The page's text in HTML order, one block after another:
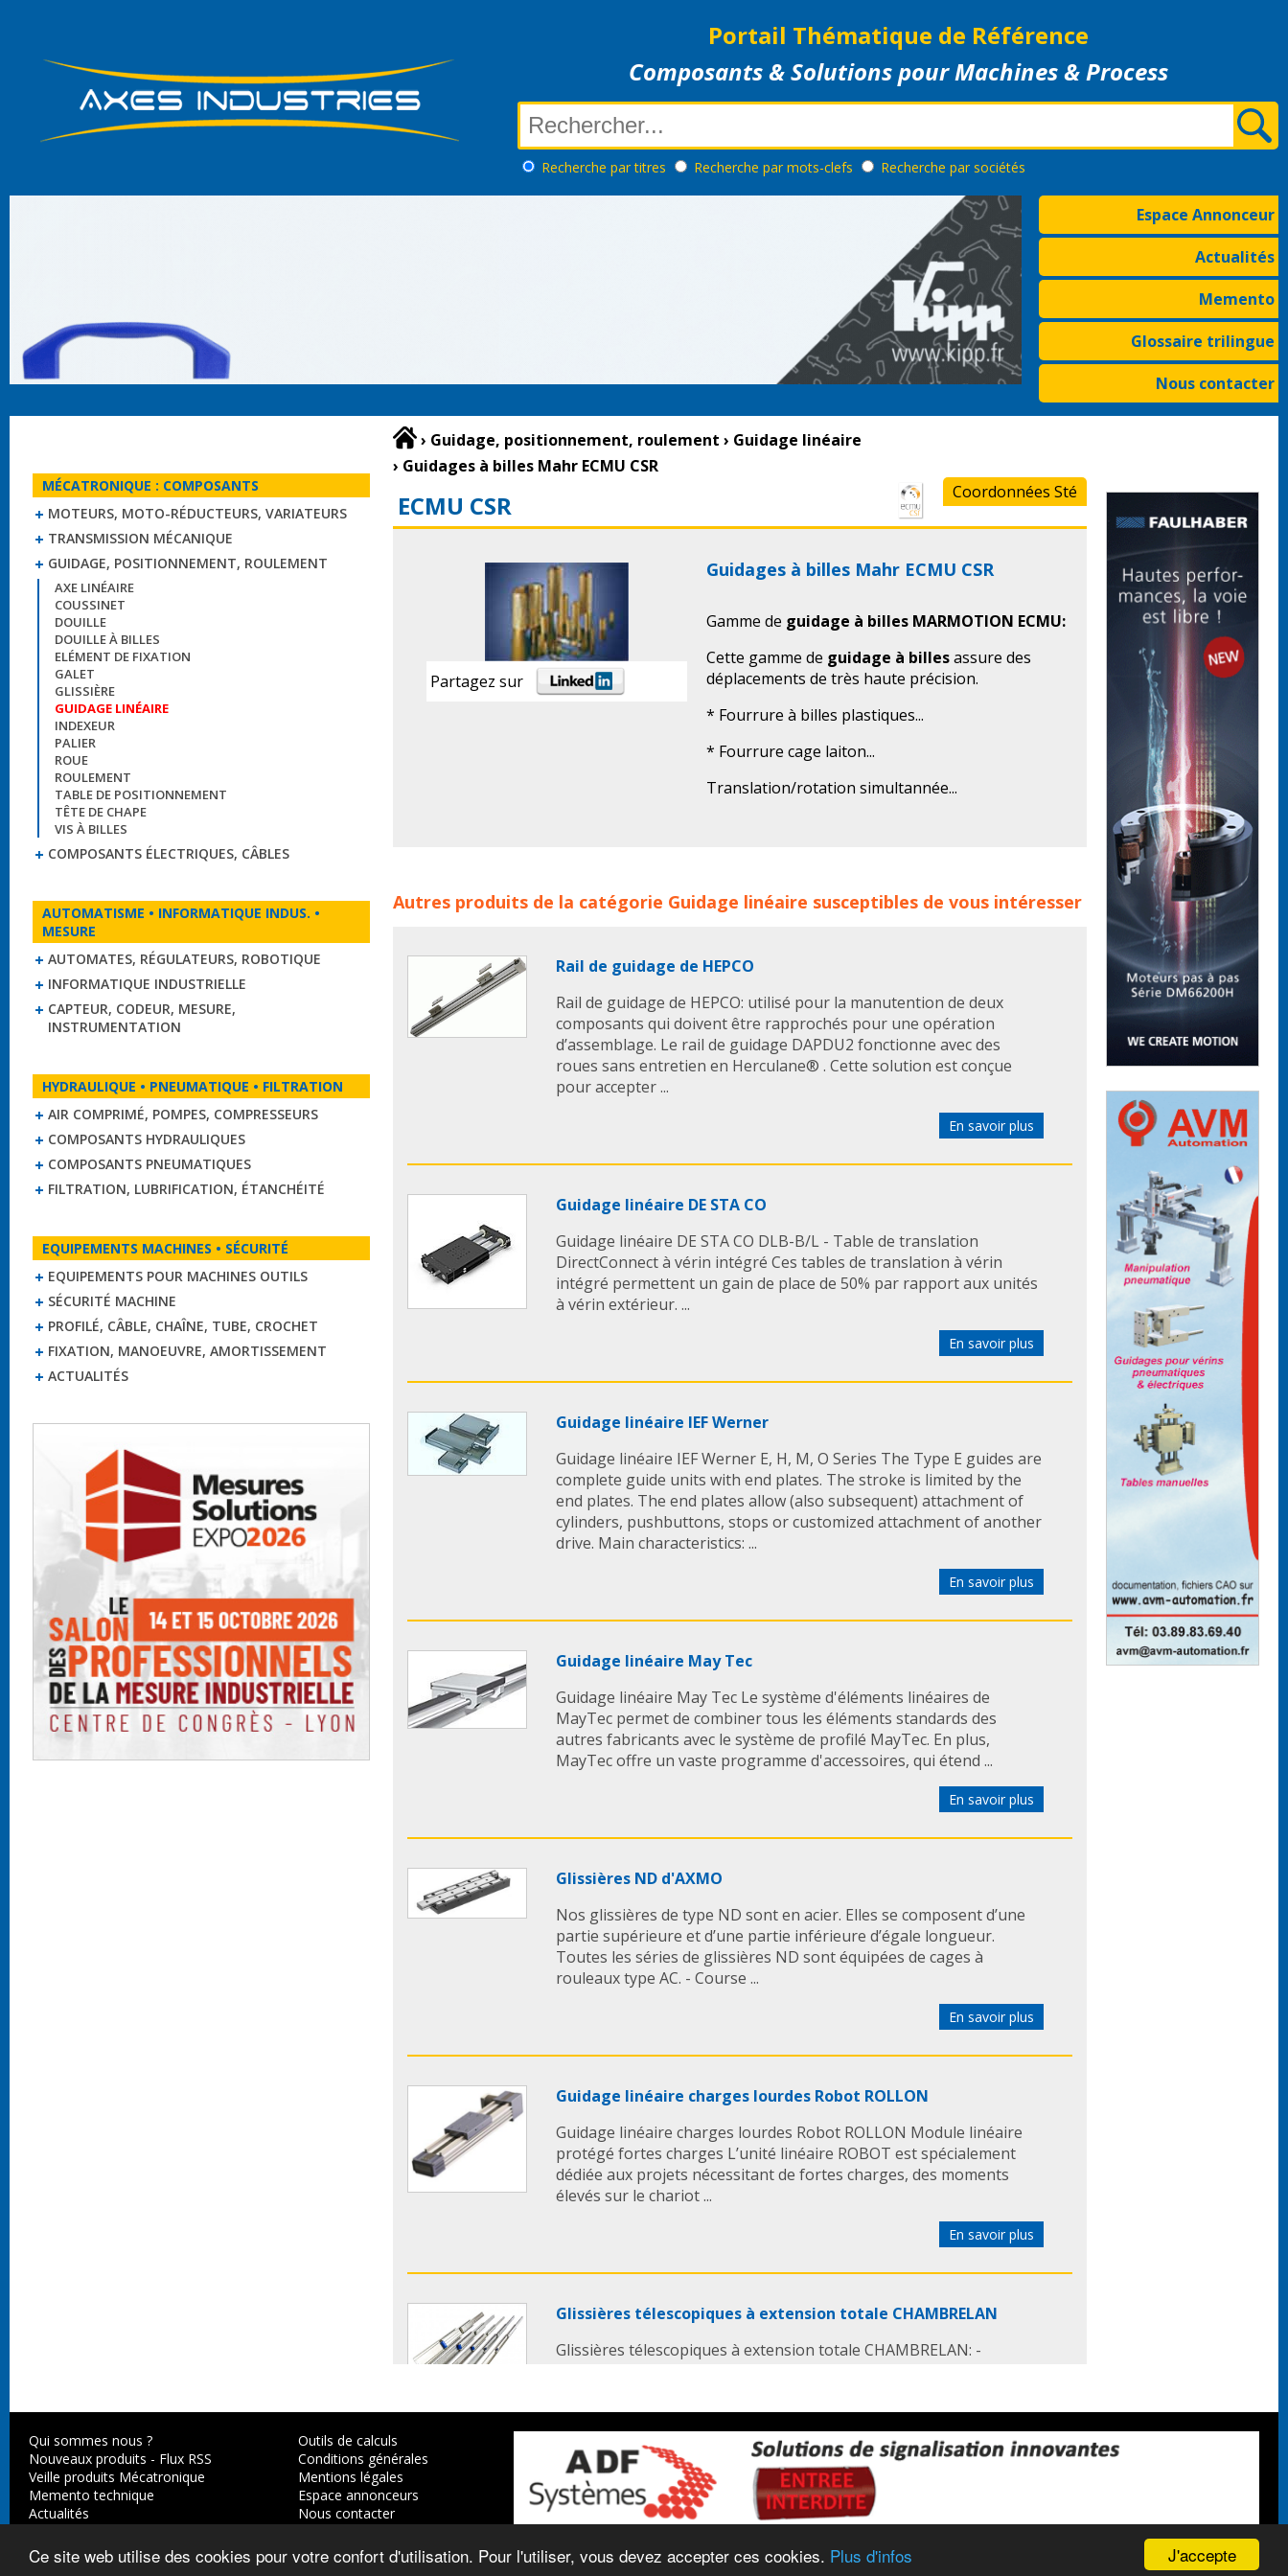
J'accepte
Ce site web utilise des cookies pour votre confort d'utilisation. Pour l'utiliser, vous devez accepter ces cookies. Plus d'infos
Portail Thématique de Référence
Composants & Solutions pour Machines & Process
Recherche par titres Recherche par mots-clefs Recherche par sociétés
Espace Annonceur
Actualités
Memento
Glossaire trilingue
Nous contacter
MÉCATRONIQUE : COMPOSANTS
MOTEURS, MOTO-RÉDUCTEURS, VARIATEURS
TRANSMISSION MÉCANIQUE
GUIDAGE, POSITIONNEMENT, ROULEMENT
AXE LINÉAIRE
COUSSINET
DOUILLE
DOUILLE À BILLES
ELÉMENT DE FIXATION
GALET
GLISSIÈRE
GUIDAGE LINÉAIRE
INDEXEUR
PALIER
ROUE
ROULEMENT
TABLE DE POSITIONNEMENT
TÊTE DE CHAPE
VIS À BILLES
COMPOSANTS ÉLECTRIQUES, CÂBLES
AUTOMATISME • INFORMATIQUE INDUS. •
MESURE
AUTOMATES, RÉGULATEURS, ROBOTIQUE
INFORMATIQUE INDUSTRIELLE
CAPTEUR, CODEUR, MESURE,
INSTRUMENTATION
HYDRAULIQUE • PNEUMATIQUE • FILTRATION
AIR COMPRIMÉ, POMPES, COMPRESSEURS
COMPOSANTS HYDRAULIQUES
COMPOSANTS PNEUMATIQUES
FILTRATION, LUBRIFICATION, ÉTANCHÉITÉ
EQUIPEMENTS MACHINES • SÉCURITÉ
EQUIPEMENTS POUR MACHINES OUTILS
SÉCURITÉ MACHINE
PROFILÉ, CÂBLE, CHAÎNE, TUBE, CROCHET
FIXATION, MANOEUVRE, AMORTISSEMENT
ACTUALITÉS
› Guidage, positionnement, roulement › Guidage linéaire
› Guidages à billes Mahr ECMU CSR
ECMU CSR Coordonnées Sté
Partagez sur
Guidages à billes Mahr ECMU CSR
Gamme de guidage à billes MARMOTION ECMU:
Cette gamme de guidage à billesassure des
déplacements de très haute précision.
* Fourrure à billes plastiques...
* Fourrure cage laiton...
Translation/rotation simultannée...
MAHRmahrguidage guidage lineairefourrure billes plastiquesguidages lineaires
Autres produits de la catégorie Guidage linéaire susceptibles de vous intéresser
Rail de guidage de HEPCO
Rail de guidage de HEPCO: utilisé pour la manutention de deux
composants qui doivent être rapprochés pour une opération
d’assemblage. Le rail de guidage DAPDU2 fonctionne avec des
roues sans entretien en Herculane® . Cette solution est conçue
pour accepter ...
En savoir plus
Guidage linéaire DE STA CO
Guidage linéaire DE STA CO DLB-B/L - Table de translation
DirectConnect à vérin intégré Ces tables de translation à vérin
intégré permettent un gain de place de 50% par rapport aux unités
à vérin extérieur. ...
En savoir plus
Guidage linéaire IEF Werner
Guidage linéaire IEF Werner E, H, M, O Series The Type E guides are
complete guide units with end plates. The stroke is limited by the
end plates. The end plates allow (also subsequent) attachment of
cylinders, pushbuttons, stops or customized attachment of another
drive. Main characteristics: ...
En savoir plus
Guidage linéaire May Tec
Guidage linéaire May Tec Le système d'éléments linéaires de
MayTec permet de combiner tous les éléments standards des
autres fabricants avec le système de profilé MayTec. En plus,
MayTec offre un vaste programme d'accessoires, qui étend ...
En savoir plus
Glissières ND d'AXMO
Nos glissières de type ND sont en acier. Elles se composent d’une
partie supérieure et d’une partie inférieure d’égale longueur.
Toutes les séries de glissières ND sont équipées de cages à
rouleaux type AC. - Course ...
En savoir plus
Guidage linéaire charges lourdes Robot ROLLON
Guidage linéaire charges lourdes Robot ROLLON Module linéaire
protégé fortes charges L’unité linéaire ROBOT est spécialement
dédiée aux projets nécessitant de fortes charges, des moments
élevés sur le chariot ...
En savoir plus
Glissières télescopiques à extension totale CHAMBRELAN
Glissières télescopiques à extension totale CHAMBRELAN: -
de 21 modèles ...
En savoir plus
Colonnes de guidage ECO-Line FIBRO
Colonnes de guidage ECO-Line FIBRO ÉLÉMENTS DE GUIDAGE ECO-
Qui sommes nous ?
Nouveaux produits - Flux RSS
Veille produits Mécatronique
Memento technique
Actualités
Outils de calculs
Conditions générales
Mentions légales
Espace annonceurs
Nous contacter
© 2003-2026, Axes Industries.